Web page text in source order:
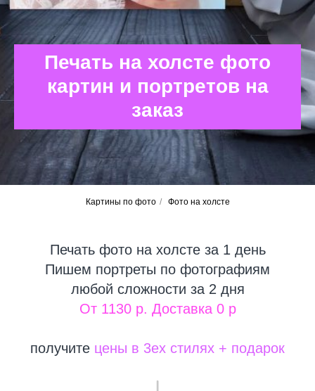
Печать на холсте фото
картин и портретов на
заказ
Картины по фото / Фото на холсте
Печать фото на холсте за 1 день
Пишем портреты по фотографиям
любой сложности за 2 дня
От 1130 р. Доставка 0 р
получите цены в 3ех стилях + подарок